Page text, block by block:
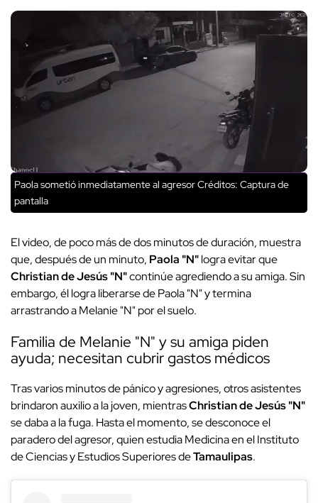
Paola sometió inmediatamente al agresorCréditos: Captura de
pantalla
El video, de poco más de dos minutos de duración, muestra
que, después de un minuto, Paola "N"logra evitar que
Christian de Jesús "N"continúe agrediendo a su amiga. Sin
embargo, él logra liberarse de Paola "N" y termina
arrastrando a Melanie "N" por el suelo.
Familia de Melanie "N" y su amiga piden
ayuda; necesitan cubrir gastos médicos
Tras varios minutos de pánico y agresiones, otros asistentes
brindaron auxilio a la joven, mientrasChristian de Jesús "N"
se daba a la fuga. Hasta el momento, se desconoce el
paradero del agresor, quien estudia Medicina en el Instituto
de Ciencias y Estudios Superiores deTamaulipas.